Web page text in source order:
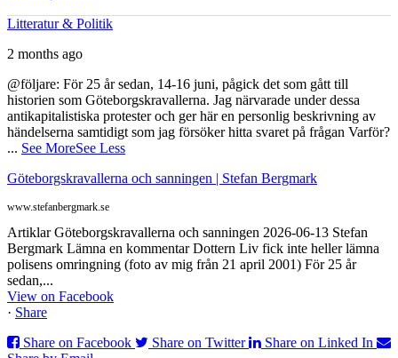
Litteratur & Politik
2 months ago
@följare: För 25 år sedan, 14-16 juni, pågick det som gått till
historien som Göteborgskravallerna. Jag närvarade under dessa
antikapitalistiska protester och ger här en personlig beskrivning av
händelserna samtidigt som jag försöker hitta svaret på frågan Varför?
... See MoreSee Less
Göteborgskravallerna och sanningen | Stefan Bergmark
www.stefanbergmark.se
Artiklar Göteborgskravallerna och sanningen 2026-06-13 Stefan
Bergmark Lämna en kommentar Dottern Liv fick inte heller lämna
polisens omringning (foto av mig från 21 april 2001) För 25 år
sedan,...
View on Facebook
· Share
Share on Facebook
Share on Twitter
Share on Linked In